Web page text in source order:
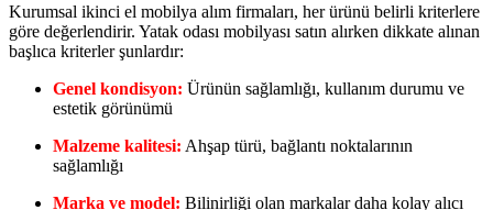
Kurumsal ikinci el mobilya alım firmaları, her ürünü belirli kriterlere
göre değerlendirir. Yatak odası mobilyası satın alırken dikkate alınan
başlıca kriterler şunlardır:
Genel kondisyon: Ürünün sağlamlığı, kullanım durumu ve
estetik görünümü
Malzeme kalitesi: Ahşap türü, bağlantı noktalarının
sağlamlığı
Marka ve model: Bilinirliği olan markalar daha kolay alıcı